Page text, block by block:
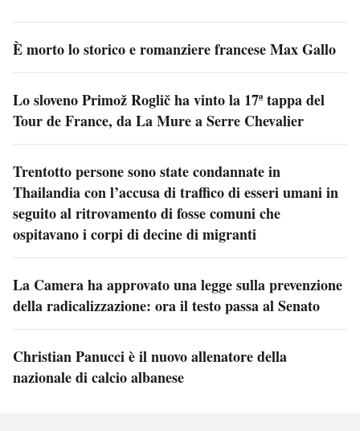
È morto lo storico e romanziere francese Max Gallo
Lo sloveno Primož Roglič ha vinto la 17ª tappa del
Tour de France, da La Mure a Serre Chevalier
Trentotto persone sono state condannate in
Thailandia con l’accusa di traffico di esseri umani in
seguito al ritrovamento di fosse comuni che
ospitavano i corpi di decine di migranti
La Camera ha approvato una legge sulla prevenzione
della radicalizzazione: ora il testo passa al Senato
Christian Panucci è il nuovo allenatore della
nazionale di calcio albanese